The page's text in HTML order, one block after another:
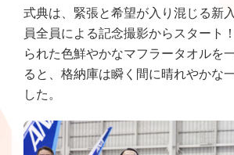
式典は、緊張と希望が入り混じる新
員全員による記念撮影からスタート
られた色鮮やかなマフラータオルを
ると、格納庫は瞬く間に晴れやかな
した。